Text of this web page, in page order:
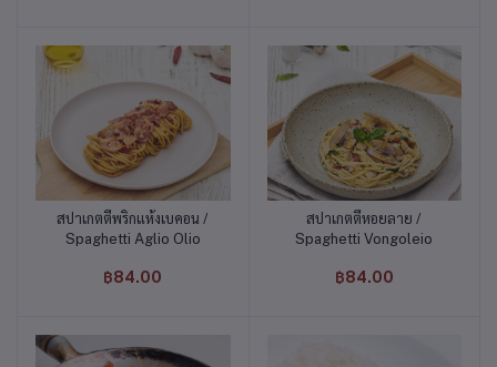
หยิบใส่ตะกร้า
สปาเกตตี้พริกแห้งเบคอน /
Spaghetti Aglio Olio
฿84.00
หยิบใส่ตะกร้า
สปาเกตตี้หอยลาย /
Spaghetti Vongoleio
฿84.00